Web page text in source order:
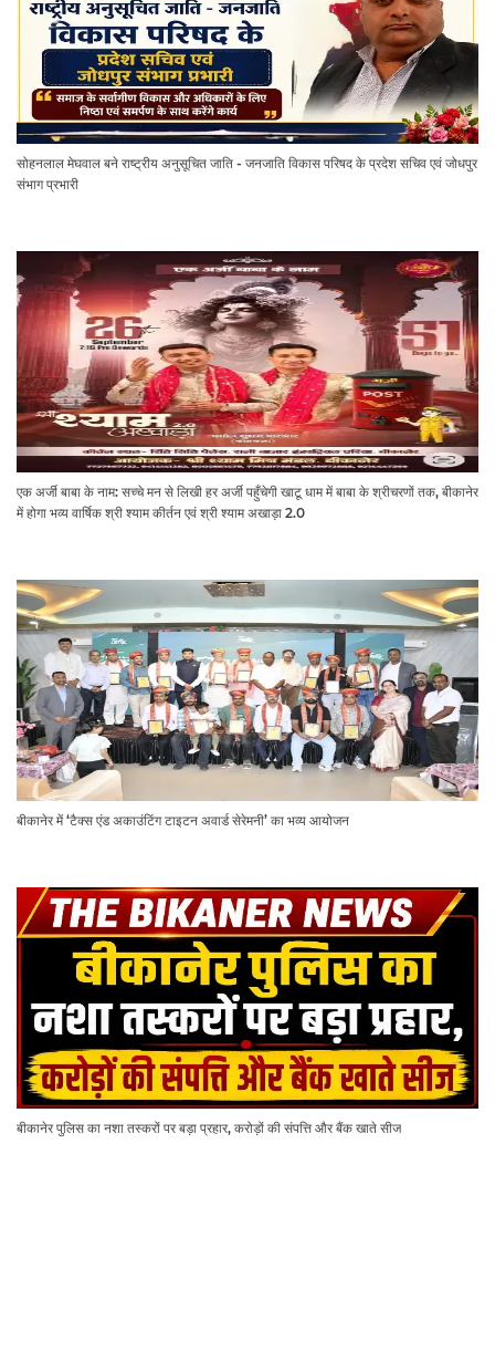
सोहनलाल मेघवाल बने राष्ट्रीय अनुसूचित जाति - जनजाति विकास परिषद के प्रदेश सचिव एवं जोधपुर
संभाग प्रभारी
एक अर्जी बाबा के नाम: सच्चे मन से लिखी हर अर्जी पहुँचेगी खाटू धाम में बाबा के श्रीचरणों तक, बीकानेर
में होगा भव्य वार्षिक श्री श्याम कीर्तन एवं श्री श्याम अखाड़ा 2.0
बीकानेर में ‘टैक्स एंड अकाउंटिंग टाइटन अवार्ड सेरेमनी’ का भव्य आयोजन
बीकानेर पुलिस का नशा तस्करों पर बड़ा प्रहार, करोड़ों की संपत्ति और बैंक खाते सीज